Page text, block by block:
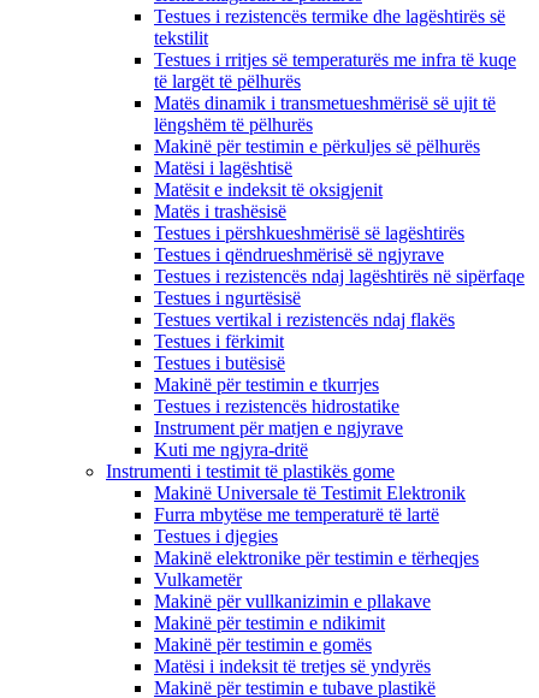
Testues i rezistencës termike dhe lagështirës së
tekstilit
Testues i rritjes së temperaturës me infra të kuqe
të largët të pëlhurës
Matës dinamik i transmetueshmërisë së ujit të
lëngshëm të pëlhurës
Makinë për testimin e përkuljes së pëlhurës
Matësi i lagështisë
Matësit e indeksit të oksigjenit
Matës i trashësisë
Testues i përshkueshmërisë së lagështirës
Testues i qëndrueshmërisë së ngjyrave
Testues i rezistencës ndaj lagështirës në sipërfaqe
Testues i ngurtësisë
Testues vertikal i rezistencës ndaj flakës
Testues i fërkimit
Testues i butësisë
Makinë për testimin e tkurrjes
Testues i rezistencës hidrostatike
Instrument për matjen e ngjyrave
Kuti me ngjyra-dritë
Instrumenti i testimit të plastikës gome
Makinë Universale të Testimit Elektronik
Furra mbytëse me temperaturë të lartë
Testues i djegies
Makinë elektronike për testimin e tërheqjes
Vulkametër
Makinë për vullkanizimin e pllakave
Makinë për testimin e ndikimit
Makinë për testimin e gomës
Matësi i indeksit të tretjes së yndyrës
Makinë për testimin e tubave plastikë